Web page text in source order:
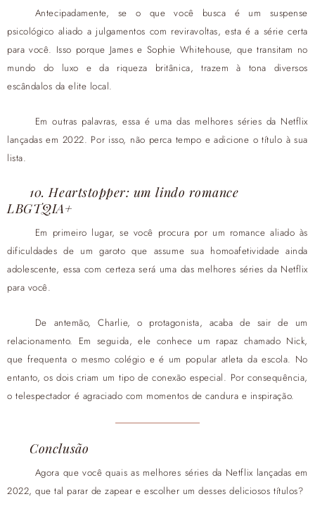
Antecipadamente, se o que você busca é um suspense
psicológico aliado a julgamentos com reviravoltas, esta é a série certa
para você. Isso porque James e Sophie Whitehouse, que transitam no
mundo do luxo e da riqueza britânica, trazem à tona diversos
escândalos da elite local.
Em outras palavras, essa é uma das melhores séries da Netflix
lançadas em 2022. Por isso, não perca tempo e adicione o título à sua
lista.
10. Heartstopper: um lindo romance
LBGTQIA+
Em primeiro lugar, se você procura por um romance aliado às
dificuldades de um garoto que assume sua homoafetividade ainda
adolescente, essa com certeza será uma das melhores séries da Netflix
para você.
De antemão, Charlie, o protagonista, acaba de sair de um
relacionamento. Em seguida, ele conhece um rapaz chamado Nick,
que frequenta o mesmo colégio e é um popular atleta da escola. No
entanto, os dois criam um tipo de conexão especial. Por consequência,
o telespectador é agraciado com momentos de candura e inspiração.
Conclusão
Agora que você quais as melhores séries da Netflix lançadas em
2022, que tal parar de zapear e escolher um desses deliciosos títulos?